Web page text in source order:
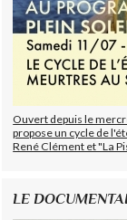
Ouvert depuis le
propose un cycle de
René Clément et "La
LE